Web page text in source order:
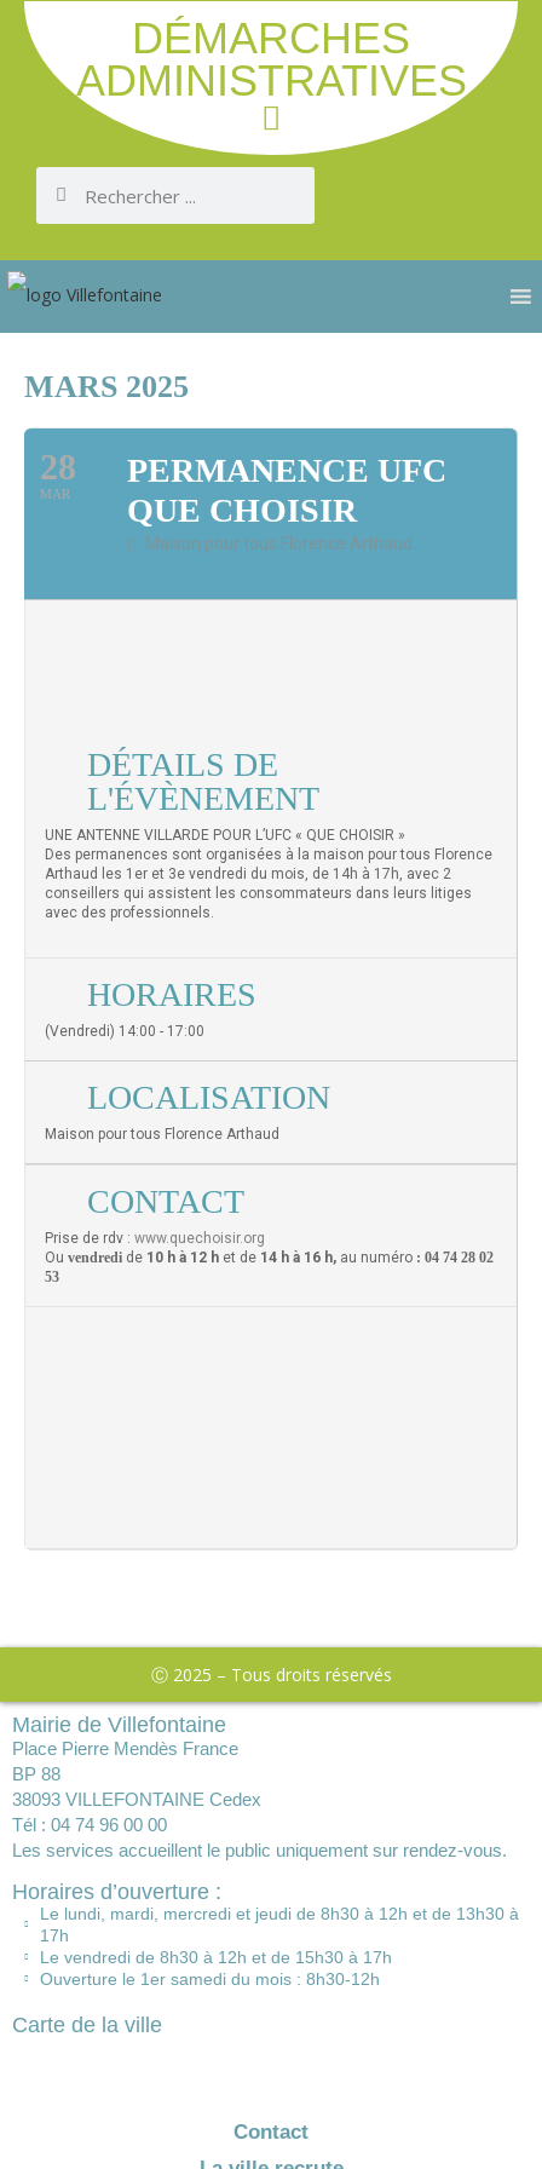
DÉMARCHES
ADMINISTRATIVES
MARS 2025
28
MAR
PERMANENCE UFC
QUE CHOISIR
Maison pour tous Florence Arthaud
DÉTAILS DE
L'ÉVÈNEMENT
UNE ANTENNE VILLARDE POUR L’UFC « QUE CHOISIR »
Des permanences sont organisées à la maison pour tous Florence
Arthaud les 1er et 3e vendredi du mois, de 14h à 17h, avec 2
conseillers qui assistent les consommateurs dans leurs litiges
avec des professionnels.
HORAIRES
(Vendredi) 14:00 - 17:00
LOCALISATION
Maison pour tous Florence Arthaud
CONTACT
Prise de rdv : www.quechoisir.org
Ou vendredi de 10 h à 12 h et de 14 h à 16 h, au numéro : 04 74 28 02
53
Ⓒ 2025 – Tous droits réservés
Mairie de Villefontaine
Place Pierre Mendès France
BP 88
38093 VILLEFONTAINE Cedex
Tél : 04 74 96 00 00
Les services accueillent le public uniquement sur rendez-vous.
Horaires d’ouverture :
Le lundi, mardi, mercredi et jeudi de 8h30 à 12h et de 13h30 à
17h
Le vendredi de 8h30 à 12h et de 15h30 à 17h
Ouverture le 1er samedi du mois : 8h30-12h
Carte de la ville
Contact